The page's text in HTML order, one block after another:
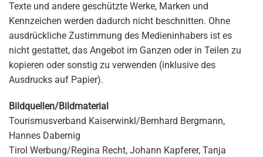
Texte und andere geschützte Werke, Marken und
Kennzeichen werden dadurch nicht beschnitten. Ohne
ausdrückliche Zustimmung des Medieninhabers ist es
nicht gestattet, das Angebot im Ganzen oder in Teilen zu
kopieren oder sonstig zu verwenden (inklusive des
Ausdrucks auf Papier).
Bildquellen/Bildmaterial
Tourismusverband Kaiserwinkl/Bernhard Bergmann,
Hannes Dabernig
Tirol Werbung/Regina Recht, Johann Kapferer, Tanja